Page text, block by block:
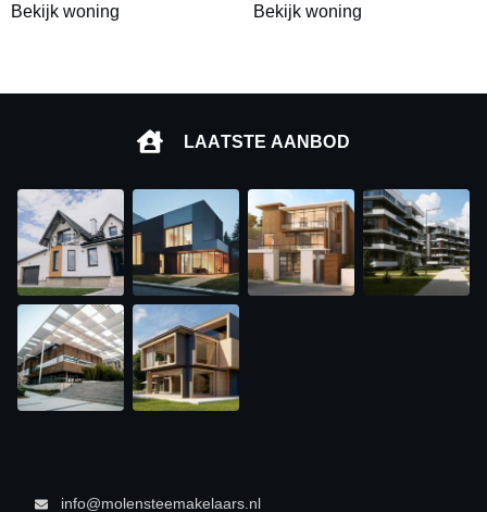
Bekijk woning Bekijk woning
LAATSTE AANBOD
info@molensteemakelaars.nl